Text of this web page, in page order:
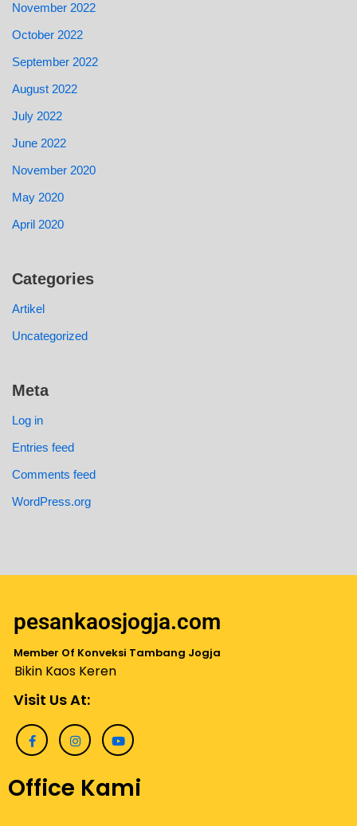
November 2022
October 2022
September 2022
August 2022
July 2022
June 2022
November 2020
May 2020
April 2020
Categories
Artikel
Uncategorized
Meta
Log in
Entries feed
Comments feed
WordPress.org
pesankaosjogja.com
Member Of Konveksi Tambang Jogja
Bikin Kaos Keren
Visit Us At:
Office Kami